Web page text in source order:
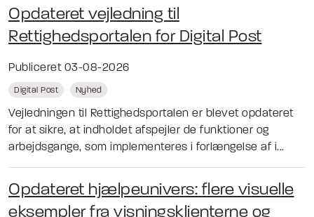
Opdateret vejledning til
Rettighedsportalen for Digital Post
Publiceret 03-08-2026
Digital Post Nyhed
Vejledningen til Rettighedsportalen er blevet opdateret
for at sikre, at indholdet afspejler de funktioner og
arbejdsgange, som implementeres i forlængelse af i...
Opdateret hjælpeunivers: flere visuelle
eksempler fra visningsklienterne og